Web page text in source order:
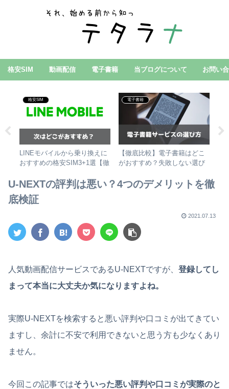
格安SIM 動画配信 電子書籍 当ブログについて お問い
格安SIM
LINEモバイルから乗り換えに
おすすめの格安SIM3+1選【徹
電子書籍
【徹底比較】電子書籍はどこ
がおすすめ？失敗しない選び
U-NEXTの評判は悪い？4つのデメリットを徹
底検証
2021.07.13
人気動画配信サービスであるU-NEXTですが、 登録してし
まって本当に大丈夫か気になりますよね。
実際U-NEXTを検索すると悪い評判や口コミが出てきてい
ますし、余計に不安で利用できないと思う方も少なくあり
ません。
今回この記事ではそういった悪い評判や口コミが実際のと